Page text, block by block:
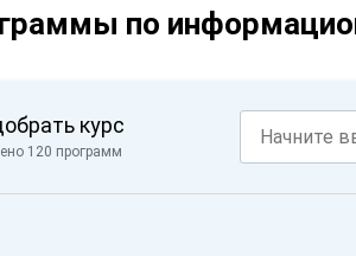
по
курс
120 программ